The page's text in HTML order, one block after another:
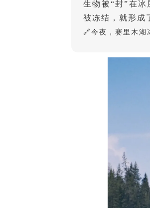
生物被“封”在
被冻结，就形成
🔗 今夜，赛里木湖